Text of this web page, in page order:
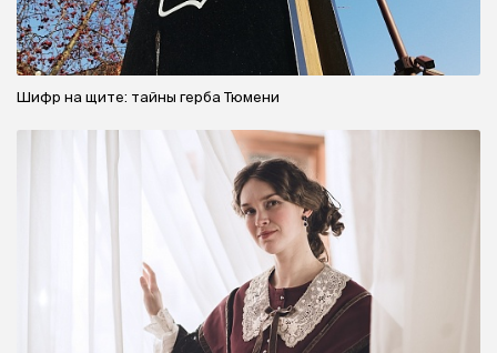
Шифр на щите: тайны герба Тюмени